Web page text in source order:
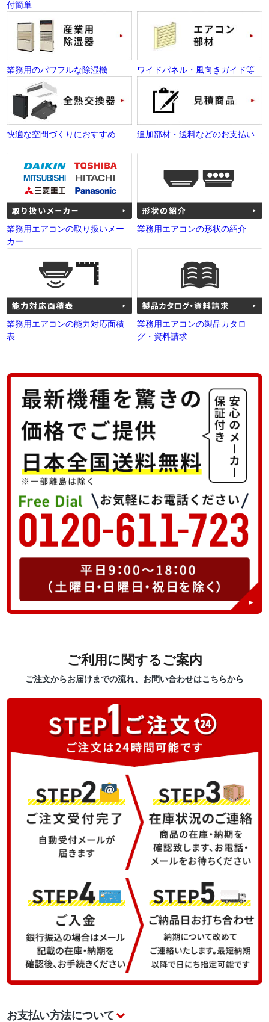
付簡単
業務用のパワフルな除湿機 ワイドパネル・風向きガイド等
快適な空間づくりにおすすめ 追加部材・送料などのお支払い
業務用エアコンの取り扱いメー
カー
業務用エアコンの形状の紹介
業務用エアコンの能力対応面積
表
業務用エアコンの製品カタロ
グ・資料請求
ご利用に関するご案内
ご注文からお届けまでの流れ、お問い合わせはこちらから
お支払い方法について